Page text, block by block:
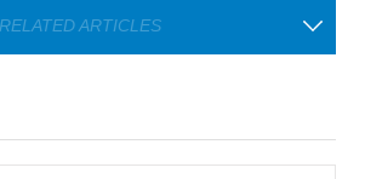
RELATED ARTICLES